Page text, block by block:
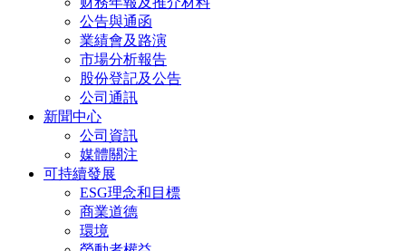
公告與通函
業績會及路演
市場分析報告
股份登記及公告
公司通訊
新聞中心
公司資訊
媒體關注
可持續發展
ESG理念和目標
商業道德
環境